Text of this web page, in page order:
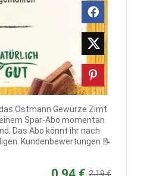
Ostmann Gewürze Zimt
Spar-Abo momentan
Das Abo könnt ihr nach
Kundenbewertungen 📝
2,19 €